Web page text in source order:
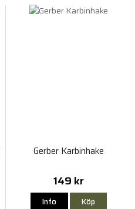
Gerber Karbinhake
149 kr
Info Köp